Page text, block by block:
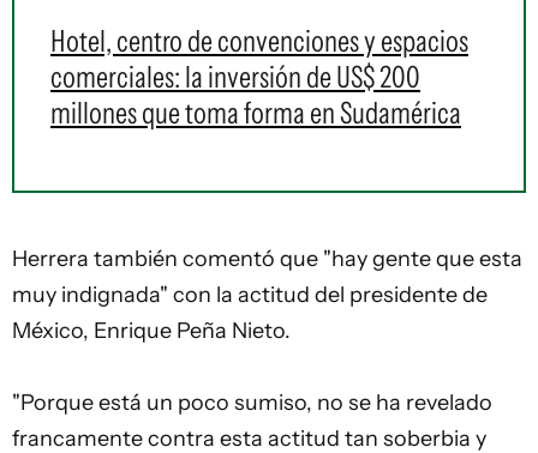
Hotel, centro de convenciones y espacios
comerciales: la inversión de US$ 200
millones que toma forma en Sudamérica
Herrera también comentó que "hay gente que esta
muy indignada" con la actitud del presidente de
México, Enrique Peña Nieto.
"Porque está un poco sumiso, no se ha revelado
francamente contra esta actitud tan soberbia y